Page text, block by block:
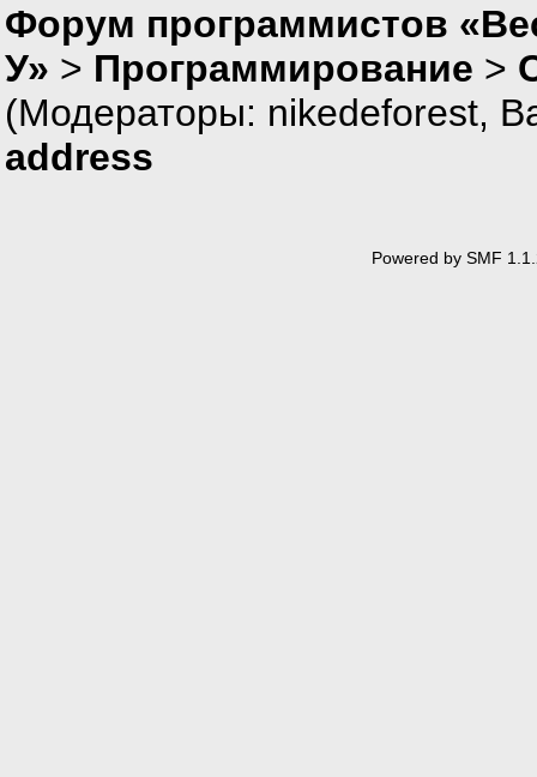
Форум программистов
У» > Программирование >
(Модераторы: nikedeforest,
address
Powered by SMF